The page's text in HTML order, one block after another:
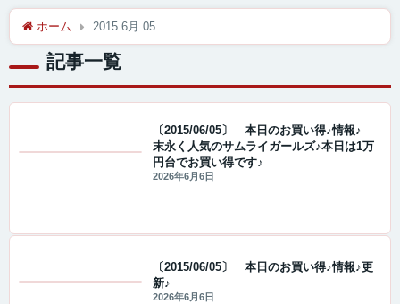
ホーム 2015 6月 05
記事一覧
〔2015/06/05〕 本日のお買い得♪情報♪
末永く人気のサムライガールズ♪本日は1万
円台でお買い得です♪
2026年6月6日
〔2015/06/05〕 本日のお買い得♪情報♪更
新♪
2026年6月6日